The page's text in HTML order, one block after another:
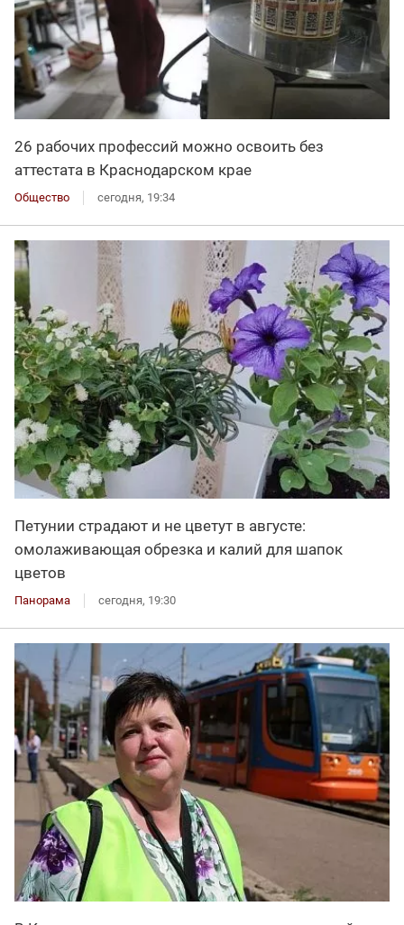
26 рабочих профессий можно освоить без
аттестата в Краснодарском крае
Общество сегодня, 19:34
Петунии страдают и не цветут в августе:
омолаживающая обрезка и калий для шапок
цветов
Панорама сегодня, 19:30